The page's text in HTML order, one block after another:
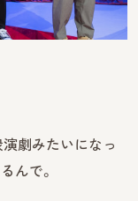
演劇みたいになっ
んで。